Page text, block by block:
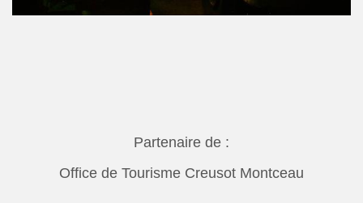
Partenaire de :
Office de Tourisme Creusot Montceau